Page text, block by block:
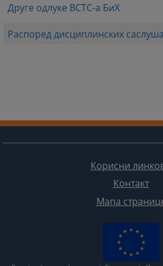
Друге одлуке ВСТС-а БиХ
Распоред дисциплинских
Корисни
Контакт
Мапа